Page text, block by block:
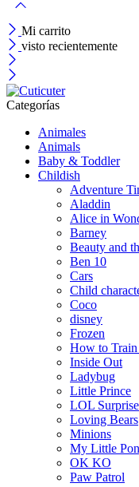
Mi carrito
visto recientemente
Categorías
Animales
Animals
Baby & Toddler
Childish
Adventure
Aladdin
Alice in
Barney
Beauty and
Ben 10
Cars
Child
Coco
disney
Frozen
How to
Inside Out
Ladybug
Little Prince
LOL Surprise
Loving Bears
Minions
My Little
OK KO
Paw Patrol